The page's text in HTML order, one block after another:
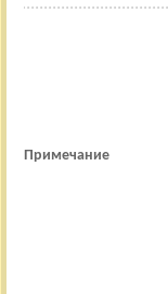
Примечание